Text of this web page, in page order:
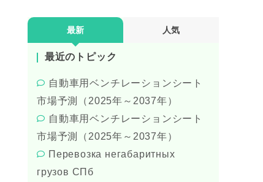
最新 人気
最近のトピック
自動車用ベンチレーションシート
市場予測（2025年～2037年）
自動車用ベンチレーションシート
市場予測（2025年～2037年）
Перевозка негабаритных
грузов СПб